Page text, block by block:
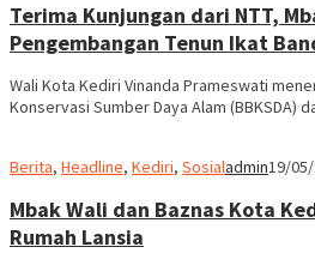
Terima Kunjungan dari NTT,
Pengembangan Tenun Ikat
Wali Kota Kediri Vinanda Prameswati
Konservasi Sumber Daya Alam (BBKSDA)
Berita, Headline, Kediri, Sosialadmin19/
Mbak Wali dan Baznas Kota
Rumah Lansia